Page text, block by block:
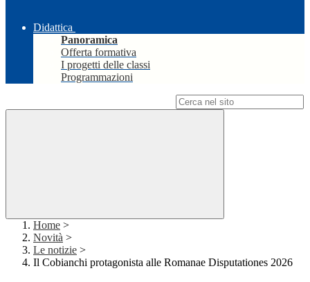
Didattica
Panoramica
Offerta formativa
I progetti delle classi
Programmazioni
Home >
Novità >
Le notizie >
Il Cobianchi protagonista alle Romanae Disputationes 2026